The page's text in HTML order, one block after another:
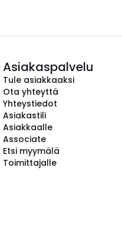
Asiakaspalvelu
Tule asiakkaaksi
Ota yhteyttä
Yhteystiedot
Asiakastili
Asiakkaalle
Associate
Etsi myymälä
Toimittajalle